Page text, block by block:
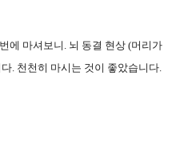
에 마셔보니. 뇌 동결 현상 (머리가
. 천천히 마시는 것이 좋았습니다.